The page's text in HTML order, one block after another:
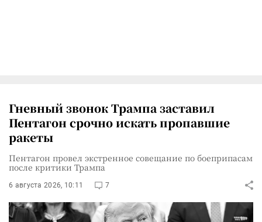
Гневный звонок Трампа заставил
Пентагон срочно искать пропавшие
ракеты
Пентагон провел экстренное совещание по боеприпасам
после критики Трампа
6 августа 2026, 10:11 7